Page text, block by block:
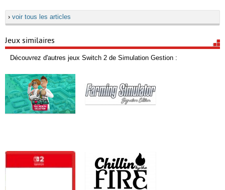
› voir tous les articles
Jeux similaires
Découvrez d'autres jeux Switch 2 de Simulation Gestion :